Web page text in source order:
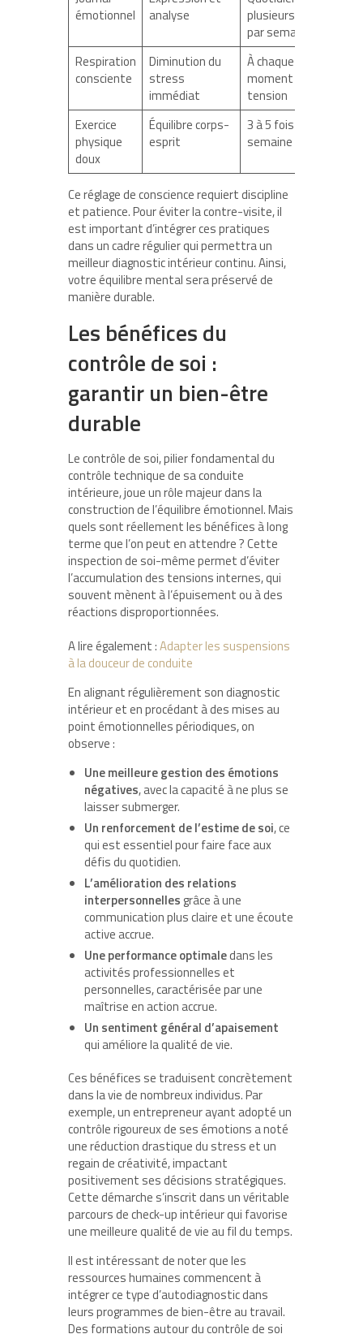
émotionnel
analyse
plusieurs fois
par semaine
Respiration
consciente
Diminution du
stress
immédiat
À chaque
moment de
tension
Exercice
physique
doux
Équilibre corps-
esprit
3 à 5 fois par
semaine
Ce réglage de conscience requiert discipline
et patience. Pour éviter la contre-visite, il
est important d’intégrer ces pratiques
dans un cadre régulier qui permettra un
meilleur diagnostic intérieur continu. Ainsi,
votre équilibre mental sera préservé de
manière durable.
Les bénéfices du
contrôle de soi :
garantir un bien-être
durable
Le contrôle de soi, pilier fondamental du
contrôle technique de sa conduite
intérieure, joue un rôle majeur dans la
construction de l’équilibre émotionnel. Mais
quels sont réellement les bénéfices à long
terme que l’on peut en attendre ? Cette
inspection de soi-même permet d’éviter
l’accumulation des tensions internes, qui
souvent mènent à l’épuisement ou à des
réactions disproportionnées.
A lire également :Adapter les suspensions
à la douceur de conduite
En alignant régulièrement son diagnostic
intérieur et en procédant à des mises au
point émotionnelles périodiques, on
observe :
Une meilleure gestion des émotions
négatives, avec la capacité à ne plus se
laisser submerger.
Un renforcement de l’estime de soi, ce
qui est essentiel pour faire face aux
défis du quotidien.
L’amélioration des relations
interpersonnelles grâce à une
communication plus claire et une écoute
active accrue.
Une performance optimaledans les
activités professionnelles et
personnelles, caractérisée par une
maîtrise en action accrue.
Un sentiment général d’apaisement
qui améliore la qualité de vie.
Ces bénéfices se traduisent concrètement
dans la vie de nombreux individus. Par
exemple, un entrepreneur ayant adopté un
contrôle rigoureux de ses émotions a noté
une réduction drastique du stress et un
regain de créativité, impactant
positivement ses décisions stratégiques.
Cette démarche s’inscrit dans un véritable
parcours de check-up intérieur qui favorise
une meilleure qualité de vie au fil du temps.
Il est intéressant de noter que les
ressources humaines commencent à
intégrer ce type d’autodiagnostic dans
leurs programmes de bien-être au travail.
Des formations autour du contrôle de soi